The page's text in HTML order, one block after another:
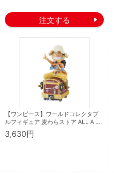
【ワンピース】ワールドコレクタブ
ルフィギュア 麦わらストア ALL A …
3,630円